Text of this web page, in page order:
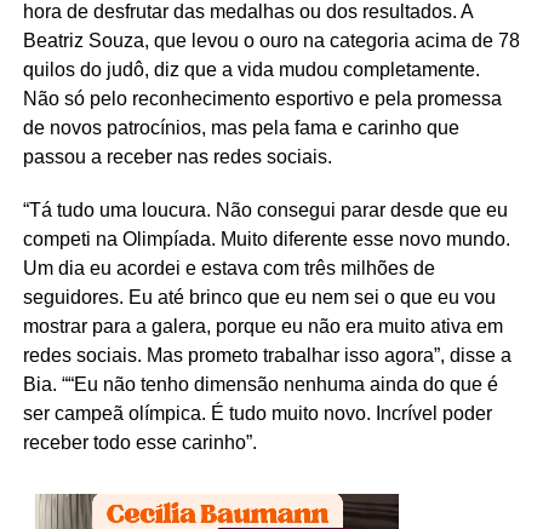
hora de desfrutar das medalhas ou dos resultados. A
Beatriz Souza, que levou o ouro na categoria acima de 78
quilos do judô, diz que a vida mudou completamente.
Não só pelo reconhecimento esportivo e pela promessa
de novos patrocínios, mas pela fama e carinho que
passou a receber nas redes sociais.
“Tá tudo uma loucura. Não consegui parar desde que eu
competi na Olimpíada. Muito diferente esse novo mundo.
Um dia eu acordei e estava com três milhões de
seguidores. Eu até brinco que eu nem sei o que eu vou
mostrar para a galera, porque eu não era muito ativa em
redes sociais. Mas prometo trabalhar isso agora”, disse a
Bia. ““Eu não tenho dimensão nenhuma ainda do que é
ser campeã olímpica. É tudo muito novo. Incrível poder
receber todo esse carinho”.